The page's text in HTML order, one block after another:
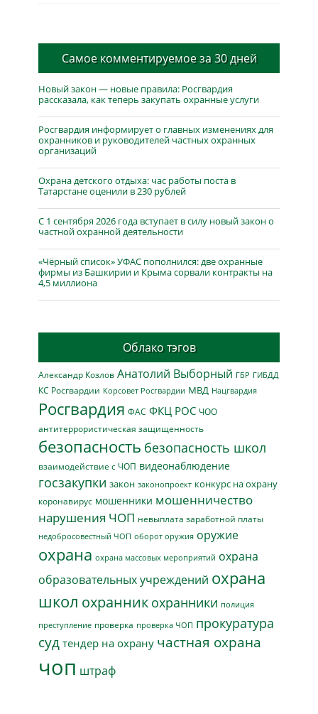
Самое комментируемое за 30 дней
Новый закон — новые правила: Росгвардия
рассказала, как теперь закупать охранные услуги
Росгвардия информирует о главных изменениях для
охранников и руководителей частных охранных
организаций
Охрана детского отдыха: час работы поста в
Татарстане оценили в 230 рублей
С 1 сентября 2026 года вступает в силу новый закон о
частной охранной деятельности
«Чёрный список» УФАС пополнился: две охранные
фирмы из Башкирии и Крыма сорвали контракты на
4,5 миллиона
Облако тэгов
Александр Козлов Анатолий Выборный ГБР ГИБДД
КС Росгвардии Корсовет Росгвардии МВД Нацгвардия
Росгвардия ФАС ФКЦ РОС ЧОО
антитеррористическая защищенность
безопасность безопасность школ
взаимодействие с ЧОП видеонаблюдение
госзакупки закон законопроект конкурс на охрану
коронавирус мошенники мошенничество
нарушения ЧОП невыплата заработной платы
недобросовестный ЧОП оборот оружия оружие
охрана охрана массовых мероприятий охрана
образовательных учреждений охрана
школ охранник охранники полиция
преступление проверка проверка ЧОП прокуратура
суд тендер на охрану частная охрана
чоп штраф